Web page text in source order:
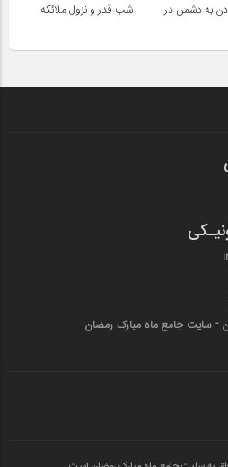
به دشمن در
شب قدر و نزول ملائکه
- سایت جامع ماه مبارک رمضان